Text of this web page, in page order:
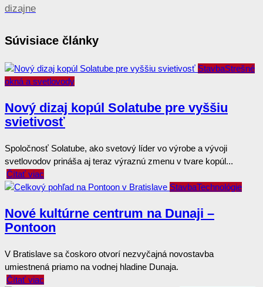
dizajne
Súvisiace články
StavbaStrešné
okná a svetlovody
Nový dizaj kopúl Solatube pre vyššiu
svietivosť
Spoločnosť Solatube, ako svetový líder vo výrobe a vývoji
svetlovodov prináša aj teraz výraznú zmenu v tvare kopúl...
Čítať viac
StavbaTechnológie
Nové kultúrne centrum na Dunaji –
Pontoon
V Bratislave sa čoskoro otvorí nezvyčajná novostavba
umiestnená priamo na vodnej hladine Dunaja.
Čítať viac